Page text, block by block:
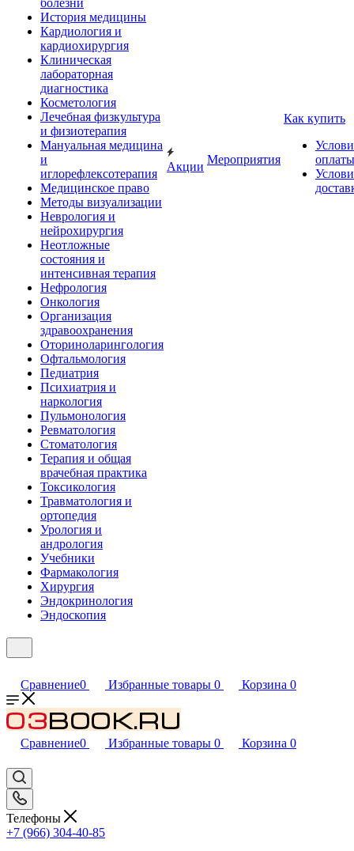
болезни
История медицины
Кардиология и
кардиохирургия
Клиническая
лабораторная
диагностика
Косметология
Лечебная физкультура
и физиотерапия
Мануальная медицина
и
иглорефлексотерапия
Медицинское право
Методы визуализации
Неврология и
нейрохирургия
Неотложные
состояния и
интенсивная терапия
Нефрология
Онкология
Организация
здравоохранения
Оториноларингология
Офтальмология
Педиатрия
Психиатрия и
наркология
Пульмонология
Ревматология
Стоматология
Терапия и общая
врачебная практика
Токсикология
Травматология и
ортопедия
Урология и
андрология
Учебники
Фармакология
Хирургия
Эндокринология
Эндоскопия
Акции
Мероприятия
Как купить
оплаты
Сравнение0 Избранные товары 0 Корзина 0
Сравнение0 Избранные товары 0 Корзина 0
Телефоны
+7 (966) 304-40-85